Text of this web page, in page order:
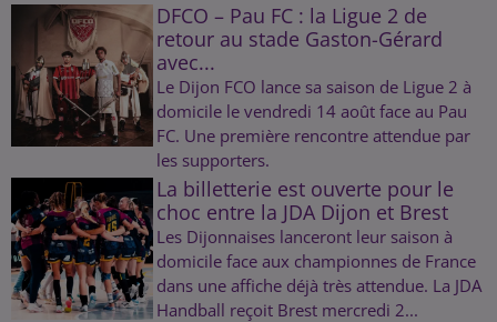
DFCO – Pau FC : la Ligue 2 de
retour au stade Gaston-Gérard
avec...
Le Dijon FCO lance sa saison de Ligue 2 à
domicile le vendredi 14 août face au Pau
FC. Une première rencontre attendue par
les supporters.
La billetterie est ouverte pour le
choc entre la JDA Dijon et Brest
Les Dijonnaises lanceront leur saison à
domicile face aux championnes de France
dans une affiche déjà très attendue. La JDA
Handball reçoit Brest mercredi 2...